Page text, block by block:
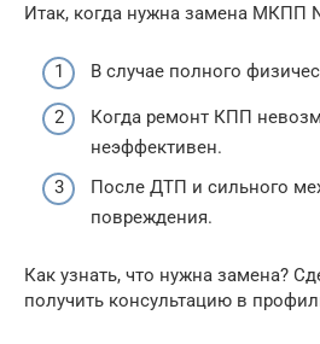
Итак, когда нужна замена МКПП
В случае полного
Когда ремонт КПП
неэффективен.
После ДТП и сильного
повреждения.
Как узнать, что нужна замена?
получить консультацию в